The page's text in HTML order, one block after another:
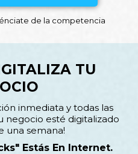
de la competencia
TU
inmediata y todas las
negocio esté digitalizado
una semana!
Estás En Internet.